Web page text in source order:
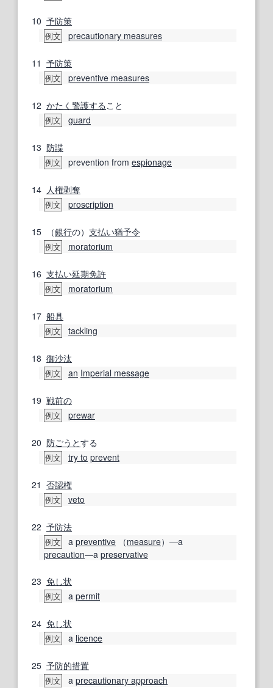
10 予防策
例文 precautionary measures
11 予防策
例文 preventive measures
12 かたく 警護すること
例文 guard
13 防諜
例文 prevention from espionage
14 人権剥奪
例文 proscription
15 （銀行の） 支払い猶予令
例文 moratorium
16 支払い延期免許
例文 moratorium
17 船具
例文 tackling
18 御沙汰
例文 an Imperial message
19 戦前の
例文 prewar
20 防ごうとする
例文 try to prevent
21 否認権
例文 veto
22 予防法
例文 a preventive （measure）―a
precaution―a preservative
23 免し状
例文 a permit
24 免し状
例文 a licence
25 予防的措置
例文 a precautionary approach